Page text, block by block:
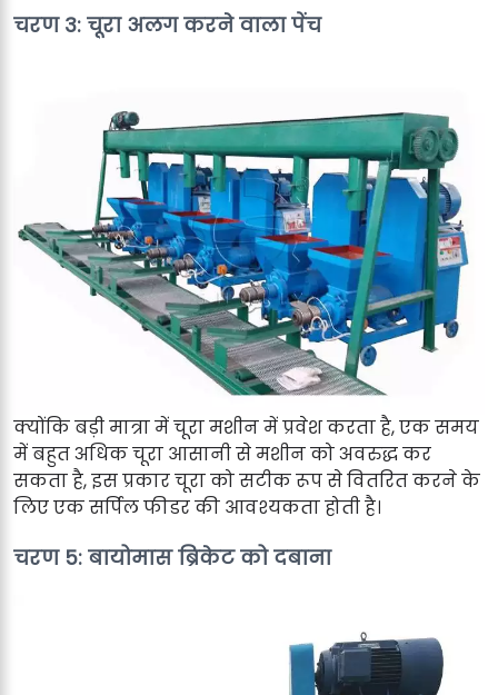
चरण 3: चूरा अलग करने वाला पेंच
क्योंकि बड़ी मात्रा में चूरा मशीन में प्रवेश करता है, एक समय
में बहुत अधिक चूरा आसानी से मशीन को अवरुद्ध कर
सकता है, इस प्रकार चूरा को सटीक रूप से वितरित करने के
लिए एक सर्पिल फीडर की आवश्यकता होती है।
चरण 5: बायोमास ब्रिकेट को दबाना